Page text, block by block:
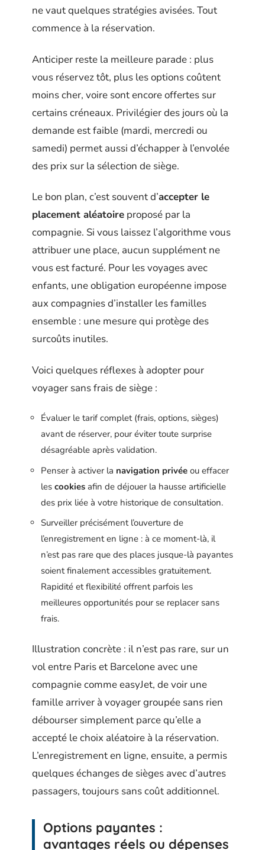
ne vaut quelques stratégies avisées. Tout
commence à la réservation.
Anticiper reste la meilleure parade : plus
vous réservez tôt, plus les options coûtent
moins cher, voire sont encore offertes sur
certains créneaux. Privilégier des jours où la
demande est faible (mardi, mercredi ou
samedi) permet aussi d’échapper à l’envolée
des prix sur la sélection de siège.
Le bon plan, c’est souvent d’accepter le
placement aléatoire proposé par la
compagnie. Si vous laissez l’algorithme vous
attribuer une place, aucun supplément ne
vous est facturé. Pour les voyages avec
enfants, une obligation européenne impose
aux compagnies d’installer les familles
ensemble : une mesure qui protège des
surcoûts inutiles.
Voici quelques réflexes à adopter pour
voyager sans frais de siège :
Évaluer le tarif complet (frais, options, sièges)
avant de réserver, pour éviter toute surprise
désagréable après validation.
Penser à activer la navigation privée ou effacer
les cookies afin de déjouer la hausse artificielle
des prix liée à votre historique de consultation.
Surveiller précisément l’ouverture de
l’enregistrement en ligne : à ce moment-là, il
n’est pas rare que des places jusque-là payantes
soient finalement accessibles gratuitement.
Rapidité et flexibilité offrent parfois les
meilleures opportunités pour se replacer sans
frais.
Illustration concrète : il n’est pas rare, sur un
vol entre Paris et Barcelone avec une
compagnie comme easyJet, de voir une
famille arriver à voyager groupée sans rien
débourser simplement parce qu’elle a
accepté le choix aléatoire à la réservation.
L’enregistrement en ligne, ensuite, a permis
quelques échanges de sièges avec d’autres
passagers, toujours sans coût additionnel.
Options payantes :
avantages réels ou dépenses